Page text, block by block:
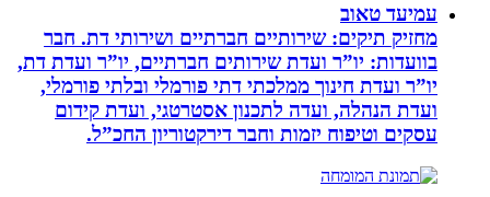
עמיעד טאוב
מחזיק תיקים: שירותיים חברתיים ושירותי דת. חבר
בוועדות: יו”ר ועדת שירותים חברתיים, יו”ר ועדת דת,
יו”ר ועדת חינוך ממלכתי דתי פורמלי ובלתי פורמלי,
ועדת הנהלה, ועדה לתכנון אסטרטגי, ועדת קידום
עסקים וטיפוח יזמות וחבר דירקטוריון החכ”ל.